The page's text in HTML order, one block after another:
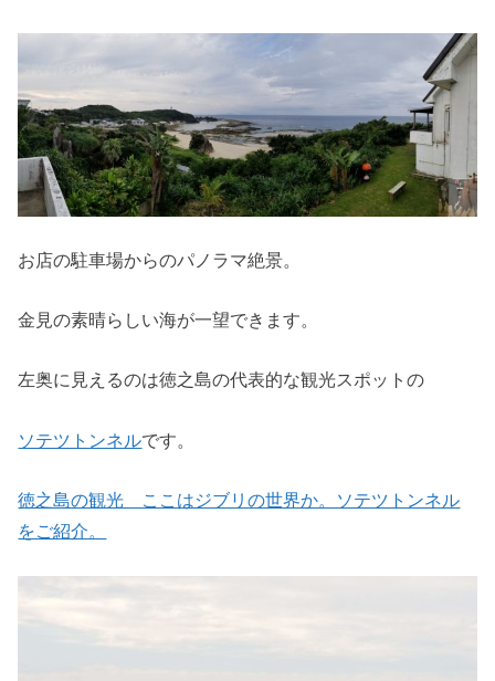
お店の駐車場からのパノラマ絶景。
金見の素晴らしい海が一望できます。
左奥に見えるのは徳之島の代表的な観光スポットの
ソテツトンネルです。
徳之島の観光 ここはジブリの世界か。ソテツトンネル
をご紹介。